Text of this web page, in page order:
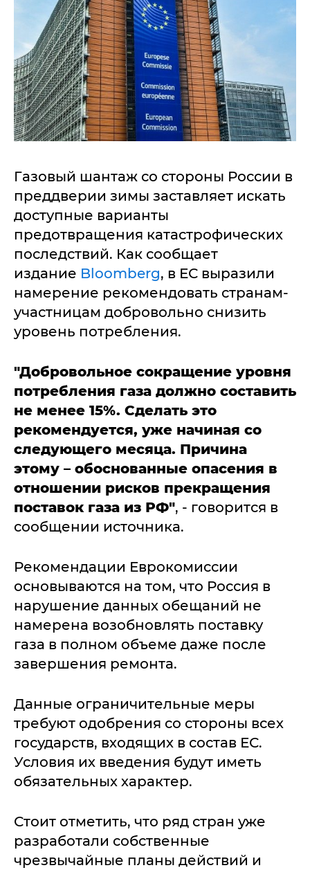
Газовый шантаж со стороны России в
преддверии зимы заставляет искать
доступные варианты
предотвращения катастрофических
последствий. Как сообщает
издание Bloomberg, в ЕС выразили
намерение рекомендовать странам-
участницам добровольно снизить
уровень потребления.
"Добровольное сокращение уровня
потребления газа должно составить
не менее 15%. Сделать это
рекомендуется, уже начиная со
следующего месяца. Причина
этому – обоснованные опасения в
отношении рисков прекращения
поставок газа из РФ", - говорится в
сообщении источника.
Рекомендации Еврокомиссии
основываются на том, что Россия в
нарушение данных обещаний не
намерена возобновлять поставку
газа в полном объеме даже после
завершения ремонта.
Данные ограничительные меры
требуют одобрения со стороны всех
государств, входящих в состав ЕС.
Условия их введения будут иметь
обязательных характер.
Стоит отметить, что ряд стран уже
разработали собственные
чрезвычайные планы действий и